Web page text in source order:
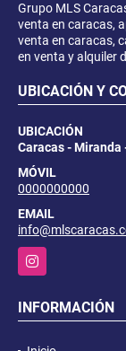
Grupo MLS
venta en caracas,
venta en caracas,
en venta y alquiler
UBICACIÓN Y
UBICACIÓN
Caracas - Miranda
MÓVIL
0000000000
EMAIL
Instagram
INFORMACIÓN